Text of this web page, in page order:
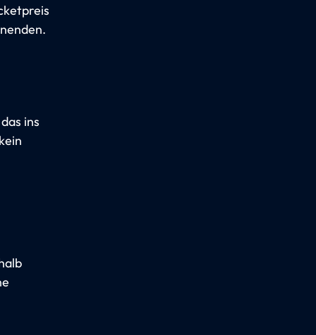
ins